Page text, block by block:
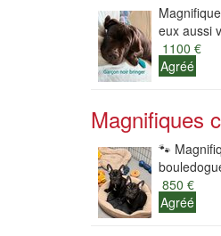
eux aussi
1100 €
Agréé
Magnifiques
🐾
850 €
Agréé